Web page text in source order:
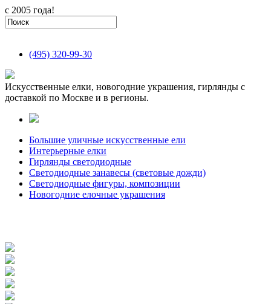
с 2005 года!
(495) 320-99-30
Искусственные елки, новогодние украшения, гирлянды с
доставкой по Москве и в регионы.
Большие уличные искусственные ели
Интерьерные елки
Гирлянды светодиодные
Светодиодные занавесы (световые дожди)
Светодиодные фигуры, композиции
Новогодние елочные украшения